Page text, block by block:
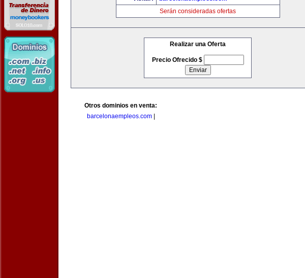
Serán consideradas ofertas
Realizar una Oferta
Precio Ofrecido $
Otros dominios en venta:
barcelonaempleos.com|